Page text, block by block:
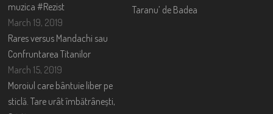
muzica #Rezist
March 19, 2019
Rares versus Mandachi sau
Confruntarea Titanilor
March 15, 2019
Moroiul care bântuie liber pe
sticlă. Tare urât îmbătrânești,
Taranu’ de Badea